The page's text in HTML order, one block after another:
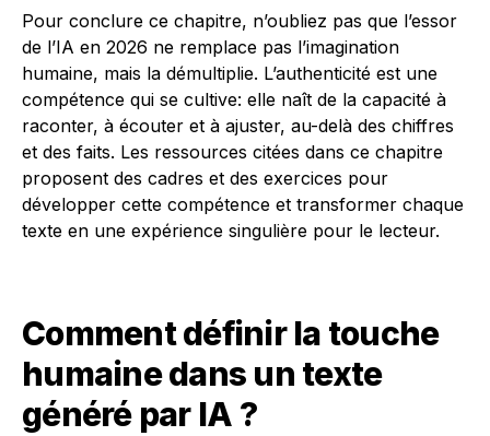
Pour conclure ce chapitre, n’oubliez pas que l’essor
de l’IA en 2026 ne remplace pas l’imagination
humaine, mais la démultiplie. L’authenticité est une
compétence qui se cultive: elle naît de la capacité à
raconter, à écouter et à ajuster, au-delà des chiffres
et des faits. Les ressources citées dans ce chapitre
proposent des cadres et des exercices pour
développer cette compétence et transformer chaque
texte en une expérience singulière pour le lecteur.
Comment définir la touche
humaine dans un texte
généré par IA ?